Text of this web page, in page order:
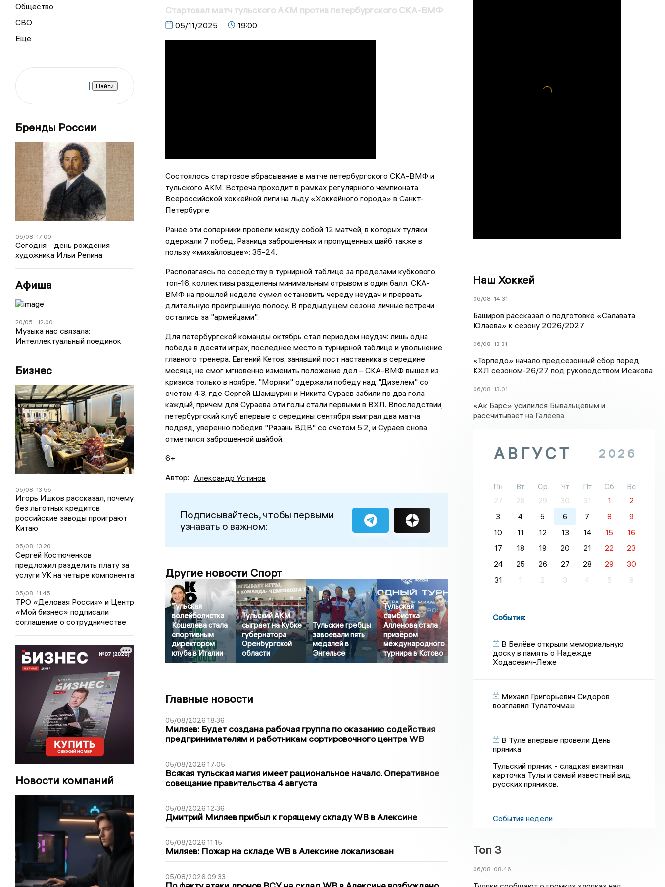
Общество
СВО
Бренды России
05/08 17:00
Сегодня - день рождения
художника Ильи Репина
Афиша
20/05 12:00
Музыка нас связала:
Интеллектуальный поединок
Бизнес
05/08 13:55
Игорь Ишков рассказал, почему
без льготных кредитов
российские заводы проиграют
Китаю
05/08 13:20
Сергей Костюченков
предложил разделить плату за
услуги УК на четыре компонента
05/08 11:45
ТРО «Деловая Россия» и Центр
«Мой бизнес» подписали
соглашение о сотрудничестве
Новости компаний
Стартовал матч тульского АКМ против петербургского СКА-ВМФ
05/11/2025 19:00
Состоялось стартовое вбрасывание в матче петербургского СКА-ВМФ и
тульского АКМ. Встреча проходит в рамках регулярного чемпионата
Всероссийской хоккейной лиги на льду «Хоккейного города» в Санкт-
Петербурге.
Ранее эти соперники провели между собой 12 матчей, в которых туляки
одержали 7 побед. Разница заброшенных и пропущенных шайб также в
пользу «михайловцев»: 35-24.
Располагаясь по соседству в турнирной таблице за пределами кубкового
топ-16, коллективы разделены минимальным отрывом в один балл. СКА-
ВМФ на прошлой неделе сумел остановить череду неудач и прервать
длительную проигрышную полосу. В предыдущем сезоне личные встречи
остались за "армейцами".
Для петербургской команды октябрь стал периодом неудач: лишь одна
победа в десяти играх, последнее место в турнирной таблице и увольнение
главного тренера. Евгений Кетов, занявший пост наставника в середине
месяца, не смог мгновенно изменить положение дел – СКА-ВМФ вышел из
кризиса только в ноябре. "Моряки" одержали победу над "Дизелем" со
счетом 4:3, где Сергей Шамшурин и Никита Сураев забили по два гола
каждый, причем для Сураева эти голы стали первыми в ВХЛ. Впоследствии,
петербургский клуб впервые с середины сентября выиграл два матча
подряд, уверенно победив "Рязань ВДВ" со счетом 5:2, и Сураев снова
отметился заброшенной шайбой.
6+
Автор: Александр Устинов
Подписывайтесь, чтобы первыми
узнавать о важном:
Другие новости Спорт
Тульская
волейболистка
Кошелева стала
спортивным
директором
клуба в Италии
Тульский АКМ
сыграет на Кубке
губернатора
Оренбургской
области
Тульские гребцы
завоевали пять
медалей в
Энгельсе
Тульская
самбистка
Алленова стала
призёром
международного
турнира в Кстово
Главные новости
05/08/2026 18:36
Миляев: Будет создана рабочая группа по оказанию содействия
предпринимателям и работникам сортировочного центра WB
05/08/2026 17:05
Всякая тульская магия имеет рациональное начало. Оперативное
совещание правительства 4 августа
05/08/2026 12:36
Дмитрий Миляев прибыл к горящему складу WB в Алексине
05/08/2026 11:15
Миляев: Пожар на складе WB в Алексине локализован
05/08/2026 09:33
Наш Хоккей
06/08 14:31
Баширов рассказал о подготовке «Салавата
Юлаева» к сезону 2026/2027
06/08 13:31
«Торпедо» начало предсезонный сбор перед
КХЛ сезоном-26/27 под руководством Исакова
06/08 13:01
«Ак Барс» усилился Бывальцевым и
рассчитывает на Галеева
АВГУСТ 2026
Пн Вт Ср Чт Пт Сб
Вс
27
28 29 30 31 1
2
3
4 5 6 7 8
9
10
11 12 13 14 15
16
17
18 19 20 21 22
23
24
25 26 27 28 29
30
31
1 2 3 4 5 6
События:
В Белёве открыли мемориальную
доску в память о Надежде
Ходасевич-Леже
Михаил Григорьевич Сидоров
возглавил Тулаточмаш
В Туле впервые провели День
пряника
Тульский пряник - сладкая визитная
карточка Тулы и самый известный вид
русских пряников.
События недели
Топ 3
06/08 08:46